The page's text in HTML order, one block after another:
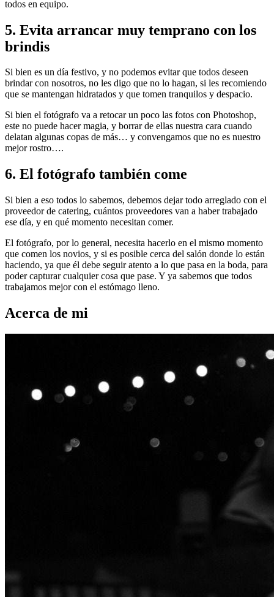
todos en equipo.
5. Evita arrancar muy temprano con los
brindis
Si bien es un día festivo, y no podemos evitar que todos deseen
brindar con nosotros, no les digo que no lo hagan, si les recomiendo
que se mantengan hidratados y que tomen tranquilos y despacio.
Si bien el fotógrafo va a retocar un poco las fotos con Photoshop,
este no puede hacer magia, y borrar de ellas nuestra cara cuando
delatan algunas copas de más… y convengamos que no es nuestro
mejor rostro….
6. El fotógrafo también come
Si bien a eso todos lo sabemos, debemos dejar todo arreglado con el
proveedor de catering, cuántos proveedores van a haber trabajado
ese día, y en qué momento necesitan comer.
El fotógrafo, por lo general, necesita hacerlo en el mismo momento
que comen los novios, y si es posible cerca del salón donde lo están
haciendo, ya que él debe seguir atento a lo que pasa en la boda, para
poder capturar cualquier cosa que pase. Y ya sabemos que todos
trabajamos mejor con el estómago lleno.
Acerca de mi